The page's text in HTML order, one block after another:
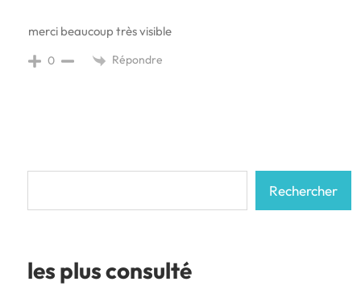
merci beaucoup très visible
0 Répondre
Rechercher
les plus consulté